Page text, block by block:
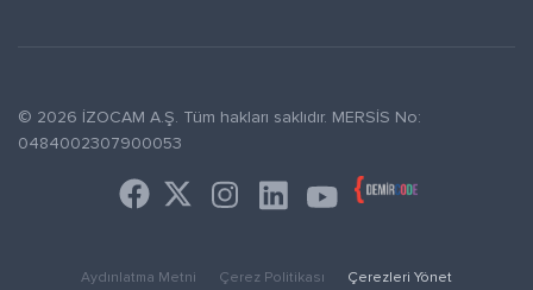
© 2026 İZOCAM A.Ş. Tüm hakları saklıdır. MERSİS No:
0484002307900053
Aydınlatma Metni Çerez Politikası Çerezleri Yönet